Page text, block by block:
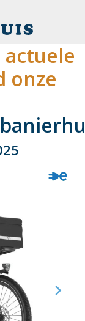
onze
